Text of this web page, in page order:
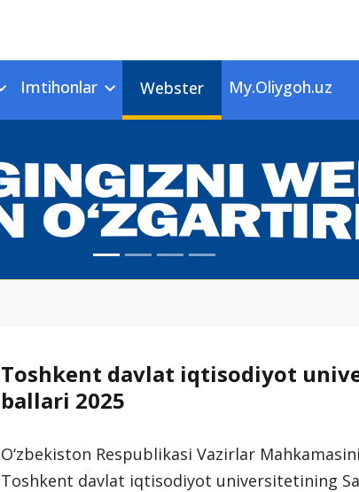
Imtihonlar Webster My.Oliygoh.uz
Toshkent davlat iqtisodiyot
ballari 2025
O‘zbekiston Respublikasi Vazirlar
Toshkent davlat iqtisodiyot universitetining